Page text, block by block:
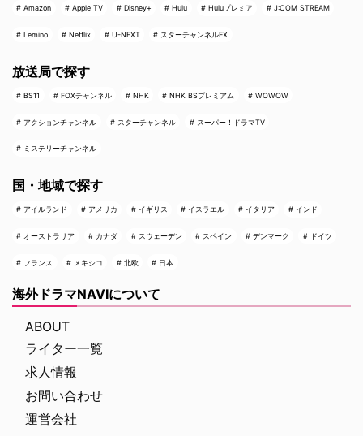
Amazon Apple TV Disney+ Hulu Huluプレミア J:COM STREAM
Lemino Netflix U-NEXT スターチャンネルEX
放送局で探す
BS11 FOXチャンネル NHK NHK BSプレミアム WOWOW
アクションチャンネル スターチャンネル スーパー！ドラマTV
ミステリーチャンネル
国・地域で探す
アイルランド アメリカ イギリス イスラエル イタリア インド
オーストラリア カナダ スウェーデン スペイン デンマーク ドイツ
フランス メキシコ 北欧 日本
海外ドラマNAVIについて
ABOUT
ライター一覧
求人情報
お問い合わせ
運営会社